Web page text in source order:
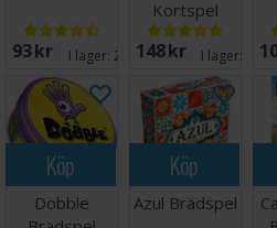
motståndare har kvar, desto
Innehåll:
4 brickställ
104 nummerbrickor 1-13 i fyra
2 jokrar
Svenska spelregler
93 SEK I lager: 20+
Kortspel
148 SEK I lager: 20+
Köp
Dobble
Köp
Azul Brädspel